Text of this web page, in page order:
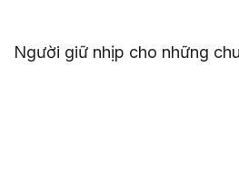
Người giữ nhịp cho những